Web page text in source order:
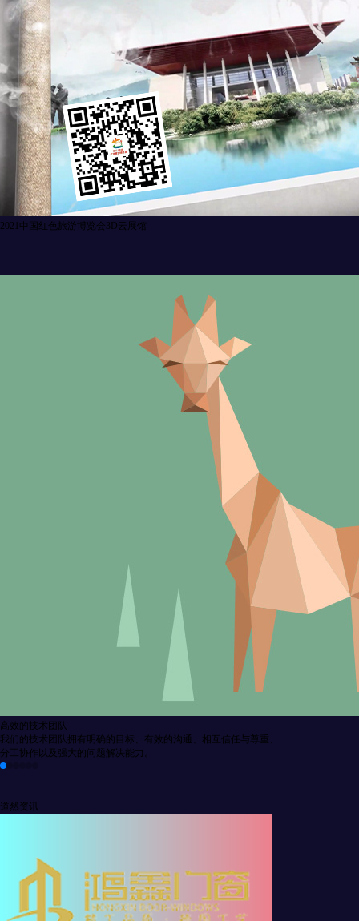
2021中国红色旅游博览会3D云展馆
高效的技术团队
我们的技术团队拥有明确的目标、有效的沟通、相互信任与尊重、
分工协作以及强大的问题解决能力。
道然资讯